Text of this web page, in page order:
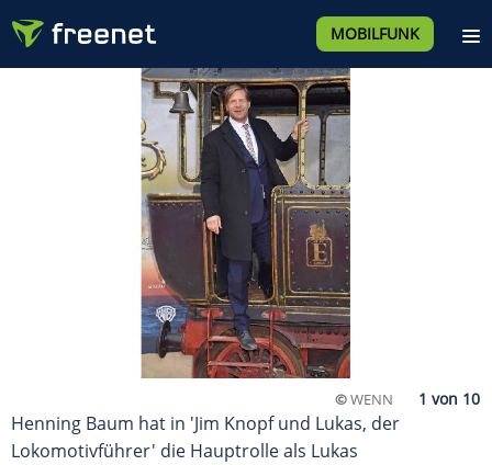
MOBILFUNK
©WENN
Henning Baum hat in 'Jim Knopf und Lukas, der
Lokomotivführer' die Hauptrolle als Lukas